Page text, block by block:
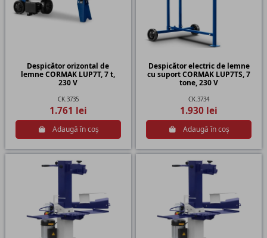
Despicător orizontal de
lemne CORMAK LUP7T, 7 t,
230 V
CK.3735
1.761 lei
Adaugă în coș
Despicător electric de lemne
cu suport CORMAK LUP7TS, 7
tone, 230 V
CK.3734
1.930 lei
Adaugă în coș